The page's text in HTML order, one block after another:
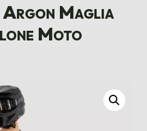
Argon Maglia
Moto